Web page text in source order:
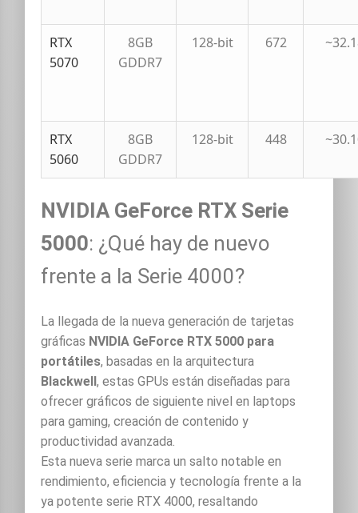
RTX
5070
8GB
GDDR7
128-bit 672
RTX
5060
8GB
GDDR7
128-bit 448
NVIDIA GeForce RTX Serie
5000: ¿Qué hay de nuevo
frente a la Serie 4000?
La llegada de la nueva generación de tarjetas
gráficas NVIDIA GeForce RTX 5000 para
portátiles, basadas en la arquitectura
Blackwell, estas GPUs están diseñadas para
ofrecer gráficos de siguiente nivel en laptops
para gaming, creación de contenido y
productividad avanzada.
Esta nueva serie marca un salto notable en
rendimiento, eficiencia y tecnología frente a la
ya potente serie RTX 4000, resaltando